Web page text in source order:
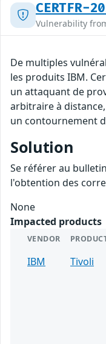
CERTFR-
Vulnerability
De multiples
les produits IBM.
un attaquant de
arbitraire à
un contournement
Solution
Se référer au
l'obtention des
None
Impacted products
VENDOR
IBM Tivoli